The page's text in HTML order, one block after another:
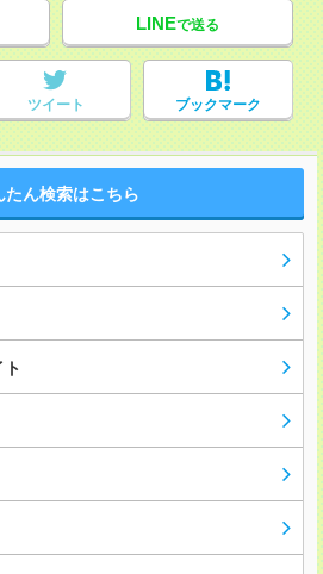
LINEで送る
ツイート ブックマーク
たん検索はこちら